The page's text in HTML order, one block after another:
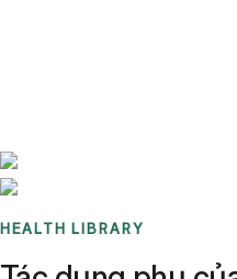
HEALTH LIBRARY